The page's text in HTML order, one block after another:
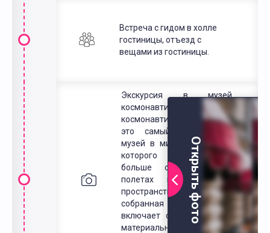
Встреча с гидом в холле
гостиницы, отъезд с
вещами из гостиницы.
Экскурсия в музей
космонавтики.Музей
космонавтики в Москве -
это самый космический
музей в мире, посетители
которого могут узнать
больше о космосе и
полетах в бескрайние
пространства. Экспозиция,
собранная учеными,
включает фактически все
материальные
Открыть фото